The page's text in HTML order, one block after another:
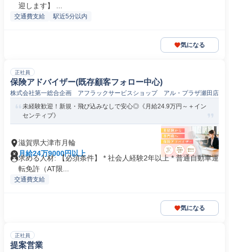
迎します】 ...
交通費支給 駅近5分以内
気になる
正社員
保険アドバイザー(既存顧客フォロー中心)
株式会社第一総合企画 アフラックサービスショップ アル・プラザ瀬田店
未経験歓迎！新規・飛び込みなしで安心◎《月給24.9万円～＋イン
センティブ》
滋賀県大津市月輪
月給24万9000円以上
求める人材: 【必須条件】 * 社会人経験2年以上 * 普通自動車運
転免許（AT限...
交通費支給
気になる
正社員
提案営業